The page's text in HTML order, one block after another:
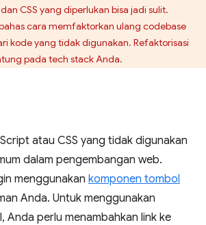
CSS yang diperlukan bisa jadi sulit.
cara memfaktorkan ulang codebase
kode yang tidak digunakan. Refaktorisasi
pada tech stack Anda.
atau CSS yang tidak digunakan
dalam pengembangan web.
menggunakan komponen tombol
Anda. Untuk menggunakan
Anda perlu menambahkan link ke